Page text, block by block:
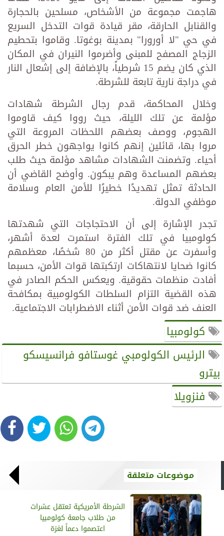
هاجمت مجموعة من الأشخاص، مسلحين بالحجارة
والقنابل الحارقة، مقر قيادة قوات التدخل السريع
في حي "لا أورورا" بمدينة بوغوتا. وقاموا بتحطيم
الزجاج المصفح للمبنى وأضرموا النيران في المكان
الذي كان يضم 15 شرطياً، بالإضافة إلى إشعال النار
في دراجة نارية تابعة للشرطة.
وخلال المحاكمة، قدم رجال الشرطة شهادات
مؤلمة عن تلك الليلة، حيث رووا كيف قاوموا
الهجوم، ووصف بعضهم اللحظات المروعة التي
مروا بها، قائلين إنهم كانوا يواجهون خطر الحرق
أحياء. وتضمنت الشهادات مشاهد مؤلمة حيث طلب
بعضهم المساعدة وهم يبكون. وأوضح القاضي أن
الحادثة تمثل تهديدًا خطيرًا للأمن العام وسلامة
موظفي الدولة.
تجدر الإشارة إلى أن الاحتجاجات التي شهدتها
كولومبيا في تلك الفترة استمرت لعدة أشهر،
وأسفرت عن مقتل أكثر من 80 شخصًا، معظمهم
كانوا ضحايا لانتهاكات ارتكبتها قوات الأمن، حسبما
أفادت منظمات حقوقية. ويعكس الحكم الصادر في
هذه القضية التزام السلطات الكولومبية بمكافحة
العنف ضد قوات الأمن أثناء الاضطرابات الاجتماعية.
كولومبيا
الرئيس الكولومبي غوستافو فرانسيسكو
بيترو
فنزويلا
موضوعات متعلقة
الشرطة الأمريكية تعتقل عشرات
من طلاب جامعة كولومبيا
اعتصموا دعماً لغزة